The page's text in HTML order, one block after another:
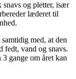
snavs og pletter, især
læderet til
med, at den
fedt, vand og snavs.
gange om året kan